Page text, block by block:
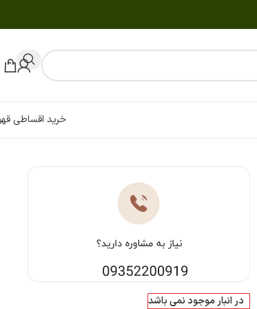
خرید اقساطی
در انبار موجود نمی باشد